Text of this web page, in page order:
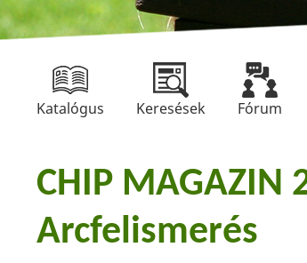
Katalógus Keresések Fórum
CHIP MAGAZIN
Arcfelismerés